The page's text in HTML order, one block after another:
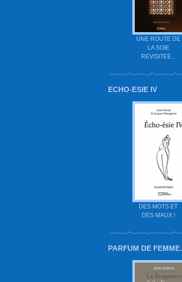
UNE ROUTE DE
LA SOIE
REVISITEE...
ECHO-ESIE IV
DES MOTS ET
DES MAUX !
PARFUM DE